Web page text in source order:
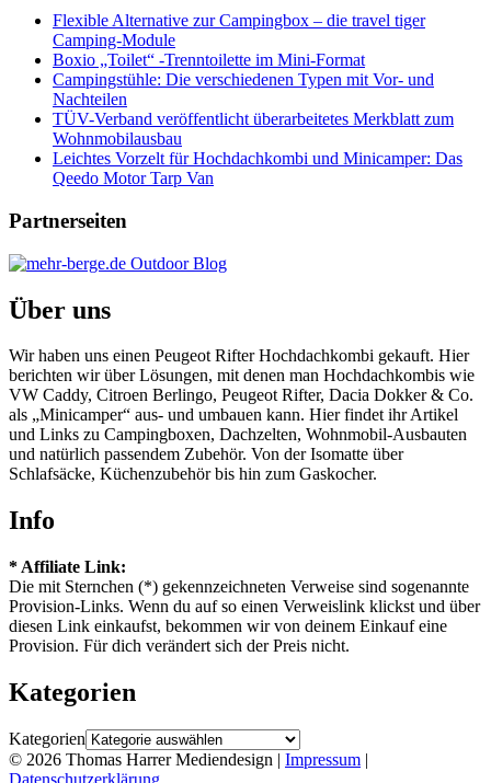
Flexible Alternative zur Campingbox – die travel tiger
Camping-Module
Boxio „Toilet“ -Trenntoilette im Mini-Format
Campingstühle: Die verschiedenen Typen mit Vor- und
Nachteilen
TÜV-Verband veröffentlicht überarbeitetes Merkblatt zum
Wohnmobilausbau
Leichtes Vorzelt für Hochdachkombi und Minicamper: Das
Qeedo Motor Tarp Van
Partnerseiten
Über uns
Wir haben uns einen Peugeot Rifter Hochdachkombi gekauft. Hier
berichten wir über Lösungen, mit denen man Hochdachkombis wie
VW Caddy, Citroen Berlingo, Peugeot Rifter, Dacia Dokker & Co.
als „Minicamper“ aus- und umbauen kann. Hier findet ihr Artikel
und Links zu Campingboxen, Dachzelten, Wohnmobil-Ausbauten
und natürlich passendem Zubehör. Von der Isomatte über
Schlafsäcke, Küchenzubehör bis hin zum Gaskocher.
Info
* Affiliate Link:
Die mit Sternchen (*) gekennzeichneten Verweise sind sogenannte
Provision-Links. Wenn du auf so einen Verweislink klickst und über
diesen Link einkaufst, bekommen wir von deinem Einkauf eine
Provision. Für dich verändert sich der Preis nicht.
Kategorien
Kategorien
© 2026 Thomas Harrer Mediendesign | Impressum |
Datenschutzerklärung